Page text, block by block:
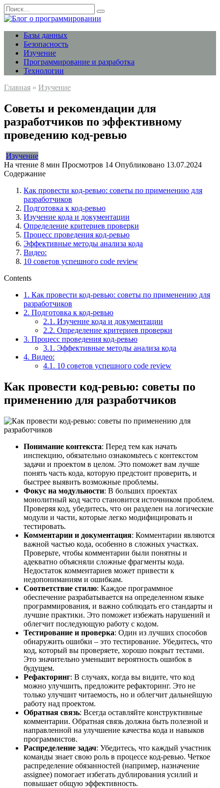
Перейти
к
содержанию
Search
for:
Базы данных
Безопасность
Изучение
Программирование и разработка
Технологии
Главная » Изучение
Советы и рекомендации для
разработчиков по эффективному
проведению код-ревью
Изучение
На чтение 8 мин Просмотров 14 Опубликовано 13.07.2024
Содержание
Как провести код-ревью: советы по применению для
разработчиков
Подготовка к код-ревью
Изучение кода и документации
Определение критериев проверки
Процесс проведения код-ревью
Эффективные методы анализа кода
Видео:
10 советов успешного code review
Contents
1. Как провести код-ревью: советы по применению для
разработчиков
2. Подготовка к код-ревью
2.1. Изучение кода и документации
2.2. Определение критериев проверки
3. Процесс проведения код-ревью
3.1. Эффективные методы анализа кода
4. Видео:
4.1. 10 советов успешного code review
Как провести код-ревью: советы по
применению для разработчиков
Понимание контекста: Перед тем как начать
инспекцию, обязательно ознакомьтесь с контекстом
задачи и проектом в целом. Это поможет вам лучше
понять часть кода, которую предстоит проверить, и
быстрее выявить возможные проблемы.
Фокус на модульности: В больших проектах
монолитный код часто становится источником проблем.
Проверяя код, убедитесь, что он разделен на логические
модули и части, которые легко модифицировать и
тестировать.
Комментарии и документация: Комментарии являются
важной частью кода, особенно в сложных участках.
Проверьте, чтобы комментарии были понятны и
адекватно объясняли сложные фрагменты кода.
Недостаток комментариев может привести к
недопониманиям и ошибкам.
Соответствие стилю: Каждое программное
обеспечение разрабатывается на определенном языке
программирования, и важно соблюдать его стандарты и
лучшие практики. Это поможет избежать нарушений и
облегчит последующую работу с кодом.
Тестирование и проверка: Один из лучших способов
обнаружить ошибки – это тестирование. Убедитесь, что
код, который вы проверяете, хорошо покрыт тестами.
Это значительно уменьшит вероятность ошибок в
будущем.
Рефакторинг: В случаях, когда вы видите, что код
можно улучшить, предложите рефакторинг. Это не
только улучшит читаемость, но и облегчит дальнейшую
работу над проектом.
Обратная связь: Всегда оставляйте конструктивные
комментарии. Обратная связь должна быть полезной и
направленной на улучшение качества кода и навыков
программистов.
Распределение задач: Убедитесь, что каждый участник
команды знает свою роль в процессе код-ревью. Четкое
распределение обязанностей (например, назначение
assignee) помогает избегать дублирования усилий и
повышает общую эффективность.